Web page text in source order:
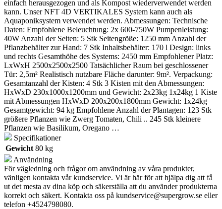
einfach herausgezogen und als Kompost wiederverwendet werden
kann. Unser NFT 4D VERTIKALES System kann auch als
Aquaponiksystem verwendet werden. Abmessungen: Technische
Daten: Empfohlene Beleuchtung: 2x 600-750W Pumpenleistung:
40W Anzahl der Seiten: 5 Stk Seitengröße: 1250 mm Anzahl der
Pflanzbehälter zur Hand: 7 Stk Inhaltsbehälter: 170 l Design: links
und rechts Gesamthöhe des Systems: 2450 mm Empfohlener Platz:
LxWxH 2500x2500x2500 Tatsächlicher Raum bei geschlossener
Tür: 2,5m² Realistisch nutzbare Fläche darunter: 9m². Verpackung:
Gesamtanzahl der Kisten: 4 Stk 3 Kisten mit den Abmessungen:
HxWxD 230x1000x1200mm und Gewicht: 2x23kg 1x24kg 1 Kiste
mit Abmessungen HxWxD 200x200x1800mm Gewicht: 1x24kg
Gesamtgewicht: 94 kg Empfohlene Anzahl der Plantagen: 123 Stk
größere Pflanzen wie Zwerg Tomaten, Chili .. 245 Stk kleinere
Pflanzen wie Basilikum, Oregano …
Specifikationer
Gewicht 80 kg
Användning
För vägledning och frågor om användning av våra produkter,
vänligen kontakta vår kundservice. Vi är här för att hjälpa dig att få
ut det mesta av dina köp och säkerställa att du använder produkterna
korrekt och säkert. Kontakta oss på kundservice@supergrow.se eller
telefon +4524798080.